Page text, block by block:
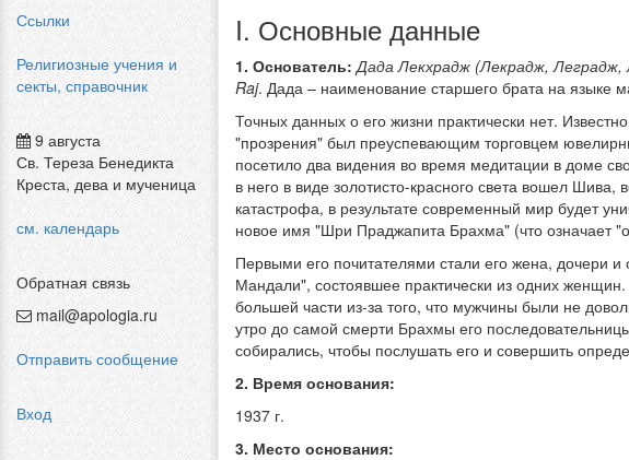
Ссылки
Религиозные учения и
секты, справочник
9 августа
Св. Тереза Бенедикта
Креста, дева и мученица
см. календарь
Обратная связь
mail@apologia.ru
Отправить сообщение
Вход
I. Основные данные
1. Основатель:Дада Лекхрадж (Лекрадж, Леградж,
Raj. Дада – наименование старшего брата на языке
Точных данных о его жизни практически нет.
"прозрения" был преуспевающим торговцем
посетило два видения во время медитации в доме
в него в виде золотисто-красного света вошел
катастрофа, в результате современный мир будет
новое имя "Шри Праджапита Брахма" (что означает
Первыми его почитателями стали его жена, дочери
Мандали", состоявшее практически из одних
большей части из-за того, что мужчины были не
утро до самой смерти Брахмы его
собирались, чтобы послушать его и совершить
2. Время основания:
1937 г.
3. Место основания: